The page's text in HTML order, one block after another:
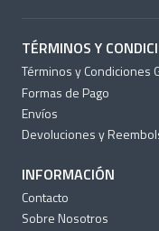
TÉRMINOS Y
Términos y Condiciones
Formas de Pago
Envíos
Devoluciones y
INFORMACIÓN
Contacto
Sobre Nosotros